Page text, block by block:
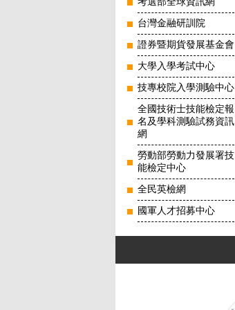
台灣金融研訓院
證券暨期貨發展基金會
大學入學考試中心
技專校院入學測驗中心
全國技術士技能檢定報
名及學科測驗試務資訊
網
勞動部勞動力發展署技
能檢定中心
全民英檢網
國軍人才招募中心